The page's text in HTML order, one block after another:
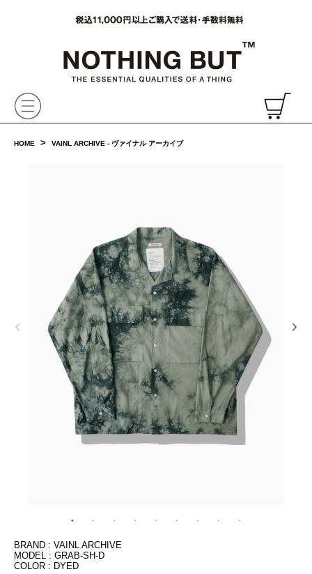
HOME > VAINL ARCHIVE - ヴァイナル アーカイブ
BRAND : VAINL ARCHIVE
MODEL : GRAB-SH-D
COLOR : DYED